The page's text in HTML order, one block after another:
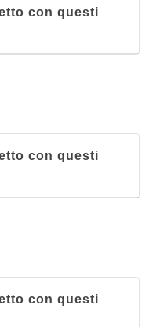
con questi
con questi
con questi